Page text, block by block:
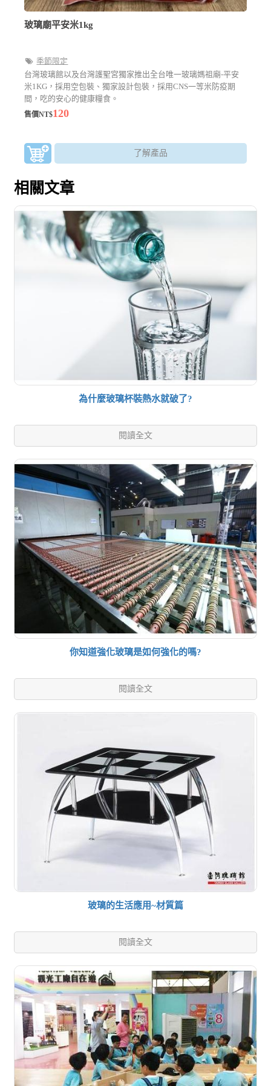
玻璃廟平安米1kg
季節限定
台灣玻璃館以及台灣護聖宮獨家推出全台唯一玻璃媽祖廟-平安
米1KG，採用空包裝、獨家設計包裝，採用CNS一等米防疫期
間，吃的安心的健康糧食。
售價NT$120
了解產品
相關文章
為什麼玻璃杯裝熱水就破了?
閱讀全文
你知道強化玻璃是如何強化的嗎?
閱讀全文
玻璃的生活應用~材質篇
閱讀全文